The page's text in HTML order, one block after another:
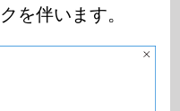
を伴います。